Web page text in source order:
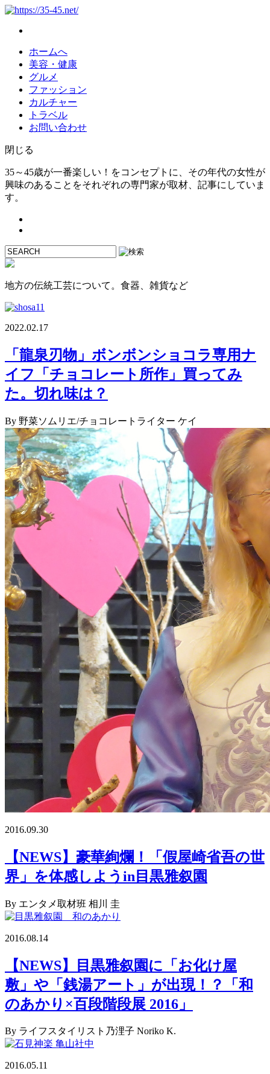
ホームへ
美容・健康
グルメ
ファッション
カルチャー
トラベル
お問い合わせ
閉じる
35～45歳が一番楽しい！をコンセプトに、その年代の女性が
興味のあることをそれぞれの専門家が取材、記事にしていま
す。
地方の伝統工芸について。食器、雑貨など
2022.02.17
「龍泉刃物」ボンボンショコラ専用ナ
イフ「チョコレート所作」買ってみ
た。切れ味は？
By 野菜ソムリエ/チョコレートライター ケイ
2016.09.30
【NEWS】豪華絢爛！「假屋崎省吾の世
界」を体感しようin目黒雅叙園
By エンタメ取材班 相川 圭
2016.08.14
【NEWS】目黒雅叙園に「お化け屋
敷」や「銭湯アート」が出現！？「和
のあかり×百段階段展 2016」
By ライフスタイリスト乃浬子 Noriko K.
2016.05.11